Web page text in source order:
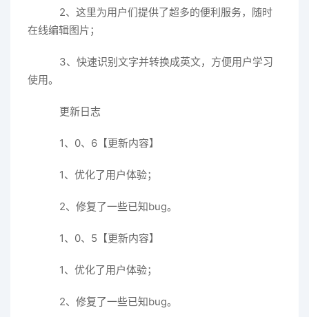
2、这里为用户们提供了超多的便利服务，随时
在线编辑图片；
3、快速识别文字并转换成英文，方便用户学习
使用。
更新日志
1、0、6【更新内容】
1、优化了用户体验；
2、修复了一些已知bug。
1、0、5【更新内容】
1、优化了用户体验；
2、修复了一些已知bug。